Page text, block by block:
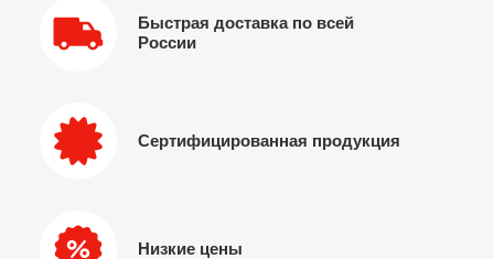
Быстрая доставка по всей
России
Сертифицированная продукция
Низкие цены